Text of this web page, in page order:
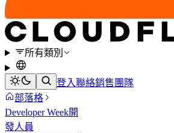
所有類別
登入聯絡銷售團隊
部落格
Developer Week開
發人員